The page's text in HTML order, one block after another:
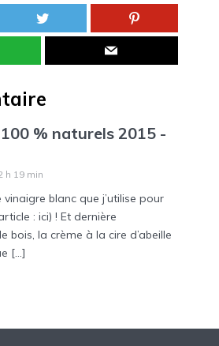
% naturels 2015 -
h 19 min
blanc que j’utilise pour
: ici) ! Et dernière
bois, la crème à la cire d’abeille
[…]